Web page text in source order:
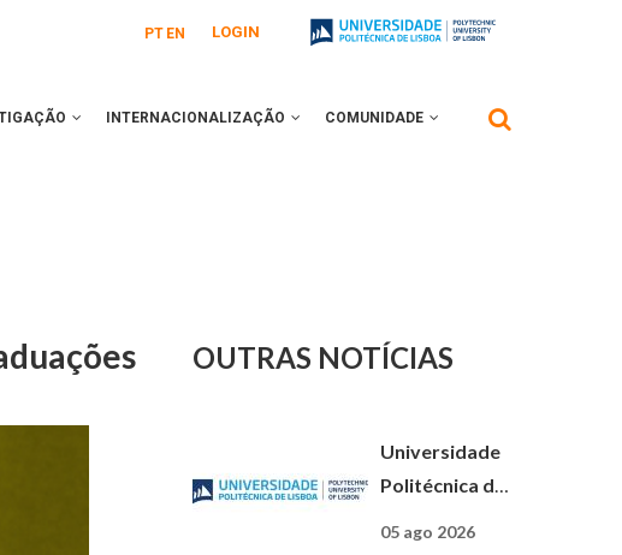
PT EN LOGIN
INTERNACIONALIZAÇÃO COMUNIDADE
OUTRAS NOTÍCIAS
Universidade
Politécnica de
05 ago 2026